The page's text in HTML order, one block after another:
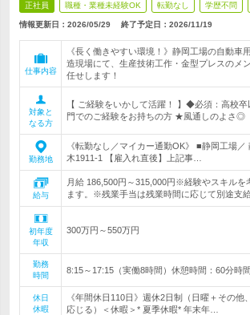
正社員 職種・業種未経験OK 転勤なし 学歴不問
情報更新日：2026/05/29 終了予定日： 2026/11/19
仕事内容
《長く働きやすい環境！》静岡工場の自動車
造現場にて、生産技術工作・金型プレスのメ
任せします！
対象と
なる方
【 ご経験をいかして活躍！ 】◆必須：高校
門でのご経験をお持ちの方 ★風通しのよさ◎
勤務地
《転勤なし／マイカー通勤OK》 ■静岡工場
木1911-1 【雇入れ直後】上記事…
給与
月給 186,500円～315,000円※経験やスキルを
ます。※残業手当は残業時間に応じて別途支
初年度
年収
300万円～550万円
勤務
時間
8:15～17:15（実働8時間）休憩時間：60分時
休日
休暇
《年間休日110日》週休2日制（日曜＋その他
応じる）＜休暇＞* 夏季休暇* 年末年…